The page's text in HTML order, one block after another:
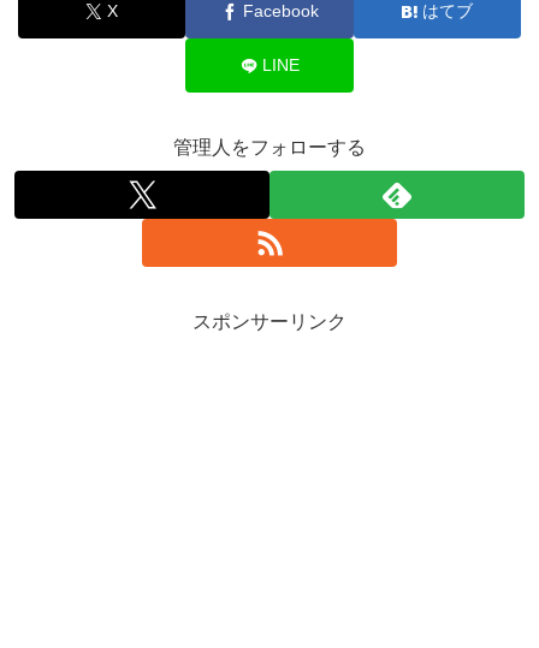
X Facebook はてブ
LINE
管理人をフォローする
スポンサーリンク